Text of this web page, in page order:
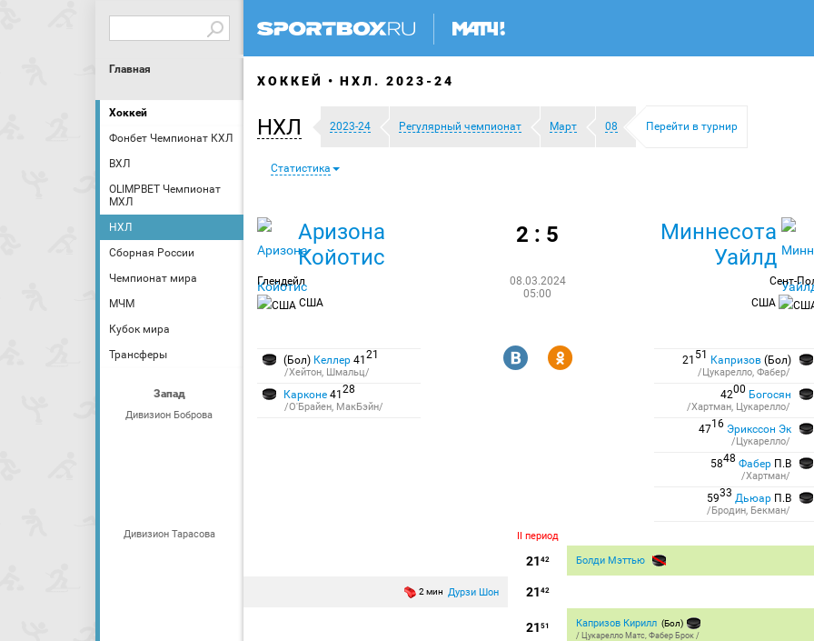
Главная
Хоккей
Фонбет Чемпионат КХЛ
ВХЛ
OLIMPBET Чемпионат
МХЛ
НХЛ
Сборная России
Чемпионат мира
МЧМ
Кубок мира
Трансферы
Запад
Дивизион Боброва
Дивизион Тарасова
ХОККЕЙ НХЛ. 2023-24
НХЛ 2023-24 Регулярный чемпионат Март 08 Перейти в турнир
Статистика
Аризона
Койотис
Глендейл
США
2 : 5
08.03.2024
05:00
Миннесота
Уайлд
Сент-
США
(Бол) Келлер 41 21
/Хейтон, Шмальц/
Карконе 41 28
/О'Брайен, МакБэйн/
R Y 21 51 Капризов (Бол)
/Цукарелло, Фабер/
4200 Богосян
/Хартман, Цукарелло/
4716 Эрикссон Эк
/Цукарелло/
5848 Фабер П.В
/Хартман/
5933 Дьюар П.В
/Бродин, Бекман/
II период
21 42 Болди Мэттью
21 42
2 мин Дурзи Шон
21 51 Капризов Кирилл (Бол)
/ Цукарелло Матс,Фабер Брок /